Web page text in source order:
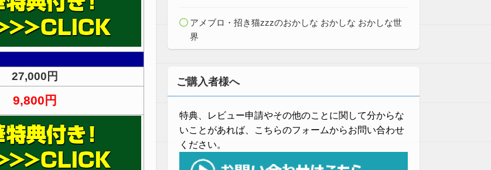
27,000円
9,800円
アメブロ・招き猫zzzのおかしな おかしな おかしな世
界
ご購入者様へ
特典、レビュー申請やその他のことに関して分からな
いことがあれば、こちらのフォームからお問い合わせ
ください。